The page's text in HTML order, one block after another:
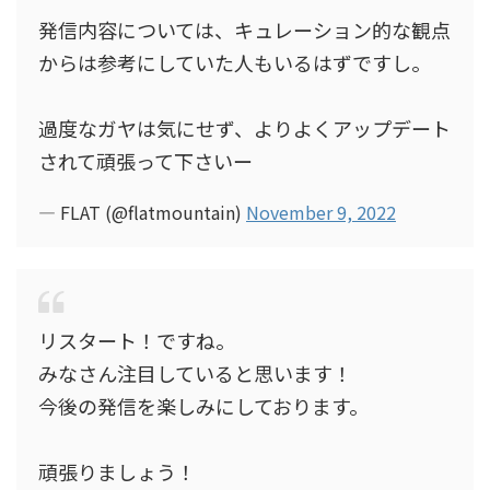
発信内容については、キュレーション的な観点
からは参考にしていた人もいるはずですし。
過度なガヤは気にせず、よりよくアップデート
されて頑張って下さいー
— FLAT (@flatmountain) November 9, 2022
リスタート！ですね。
みなさん注目していると思います！
今後の発信を楽しみにしております。
頑張りましょう！